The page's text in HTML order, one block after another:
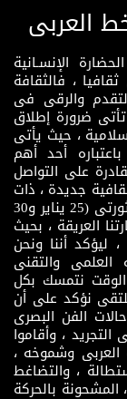
العربى
الإنسـانية
، فالثقافة
والرقى فى
ضرورة إطلاق
، حيث يأتى
أحد أهم
على التواصل
جديدة ، ذات
مضمون ثقافى قادر على إثراء مرحلة ما بعد ثورتى (25 يناير و30
العريقة ، بحيث
، ليؤكد أننا ونحن
العلمى والتقنى
نتمسك بكل
نؤكد على أن
الفن البصرى
، وأقاموا
وشموخه ،
، والتضاغط
المشحونة بالحركة